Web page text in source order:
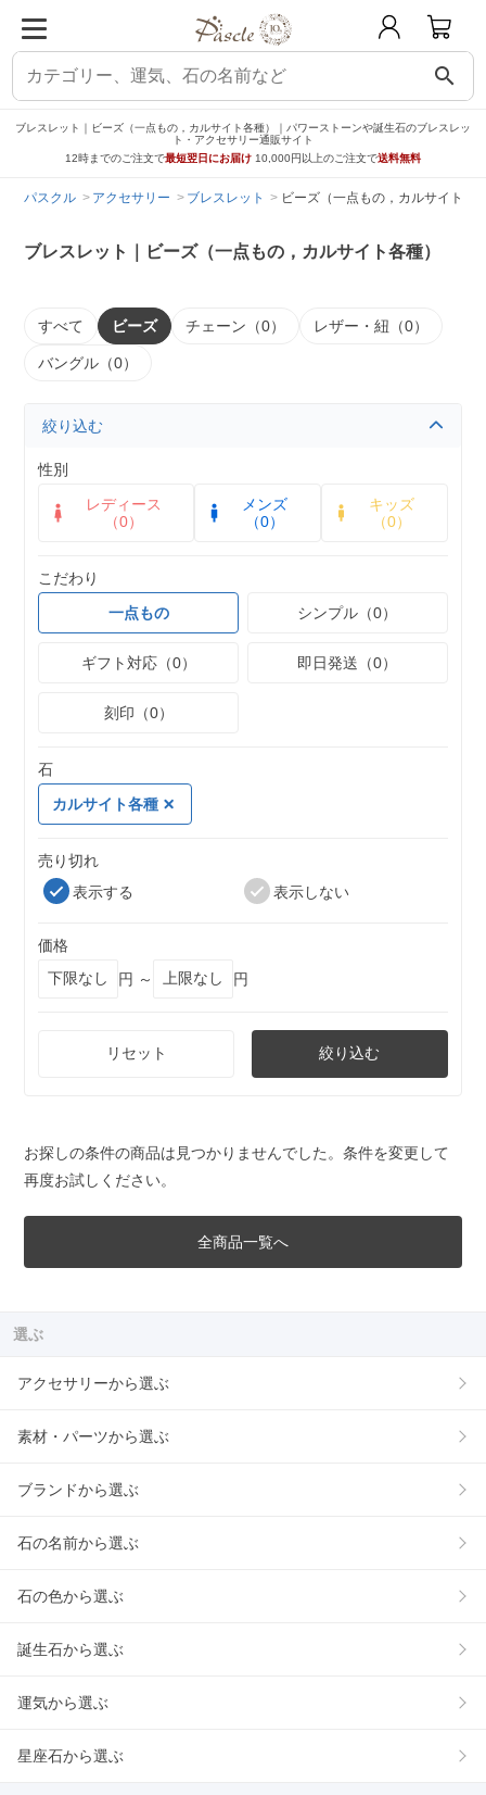
search
ブレスレット｜ビーズ（一点もの，カルサイト各種）｜パワーストーンや誕生石のブレスレッ
ト・アクセサリー通販サイト
12時までのご注文で最短翌日にお届け 10,000円以上のご注文で送料無料
パスクル アクセサリー ブレスレット ビーズ（一点もの，カルサイト各
ブレスレット｜ビーズ（一点もの，カルサイト各種）
すべて ビーズ チェーン（0） レザー・紐（0）
バングル（0）
絞り込む
性別
レディース
（0）
メンズ
（0）
キッズ
（0）
こだわり
一点もの
シンプル（0）
ギフト対応（0） 即日発送（0）
刻印（0）
石
カルサイト各種
売り切れ
表示する
表示しない
価格
円 ～
円
リセット 絞り込む
お探しの条件の商品は見つかりませんでした。条件を変更して
再度お試しください。
全商品一覧へ
選ぶ
アクセサリーから選ぶ
素材・パーツから選ぶ
ブランドから選ぶ
石の名前から選ぶ
石の色から選ぶ
誕生石から選ぶ
運気から選ぶ
星座石から選ぶ